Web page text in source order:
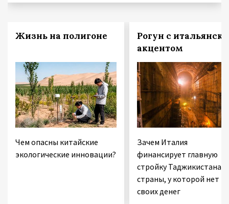
Жизнь на полигоне
Чем опасны китайские
экологические инновации?
Рогун с
акцентом
Зачем Италия
финансирует главную
стройку Таджикистана —
страны, у которой нет
своих денег